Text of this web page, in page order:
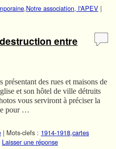
,Notre association, l'APEV |
entre
présentant des rues et maisons de
et son hôtel de ville détruits
vous serviront à préciser la
pour …
| Mots-clefs : 1914-1918,cartes
Laisser une réponse